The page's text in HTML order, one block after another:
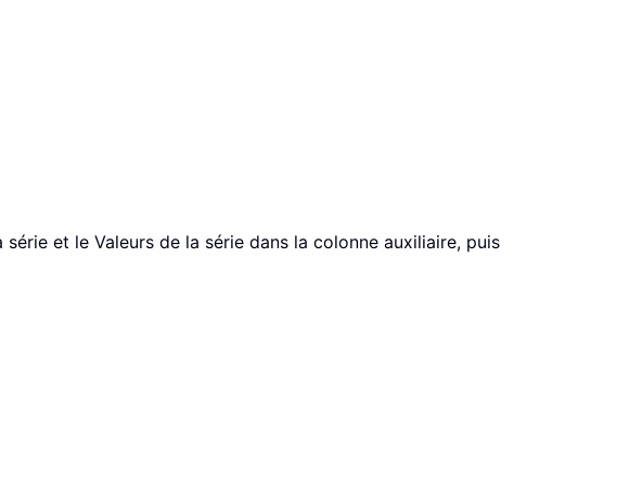
et le Valeurs de la série dans la colonne auxiliaire, puis